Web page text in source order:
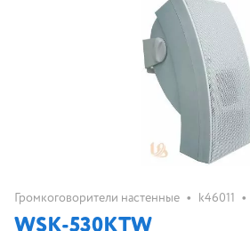
Громкоговорители настенные • k46011 •